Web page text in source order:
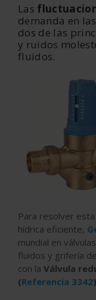
Las
demanda en
dos de las
y ruidos
fluidos.
Para resolver
hídrica eficiente,
mundial en
fluidos y grifería
con la Válvula
(Referencia 3342)